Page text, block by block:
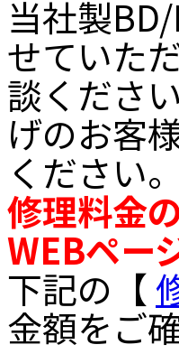
当社製
せていた
談くださ
げのお客
ください。
修理料金
WEBペー
下記の【
金額をご